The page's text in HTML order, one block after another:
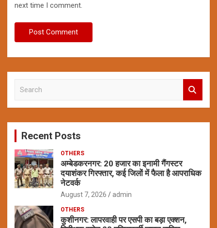
next time I comment.
c
Recent Posts
OTHERS
अम्बेडकरनगर: 20 हजार का इनामी गैंगस्टर
दयाशंकर गिरफ्तार, कई जिलों में फैला है आपराधिक
नेटवर्क
August 7, 2026 admin
OTHERS
कुशीनगर: लापरवाही पर एसपी का बड़ा एक्शन,